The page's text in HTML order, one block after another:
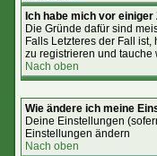
Ich habe mich vor
Die Gründe dafür sind
Falls Letzteres der Fall
zu registrieren und
Nach oben
Wie ändere ich meine
Deine Einstellungen
Einstellungen ändern
Nach oben